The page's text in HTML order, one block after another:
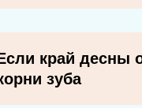
край десны
зуба